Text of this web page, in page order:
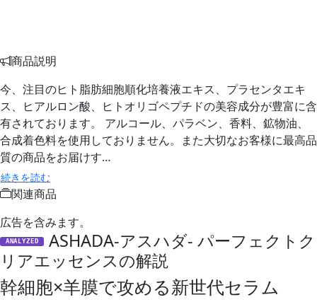
商品説明
今、注目のヒト脂肪細胞順化培養液エキス、プラセンタエキ
ス、ヒアルロン酸、ヒトオリゴペプチドの美容成分が豊富に含
有されております。 アルコール、パラベン、香料、鉱物油、
合成着色料を使用しておりません。また大切なお客様に最高品
質の商品をお届けす…
続きを読む
関連商品
広告を含みます。
ANALYZED
ASHADA-アスハダ- パーフェクトク
リアエッセンスの解説
幹細胞×羊膜で攻める新世代セラム